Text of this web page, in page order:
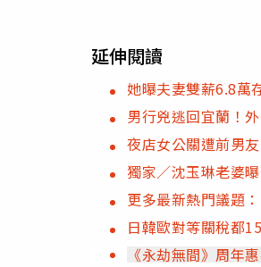
延伸閱讀
她曝夫妻雙薪6.8
男行兇逃回宜蘭！
夜店女公關遭前男
獨家／沈玉琳老婆
更多最新熱門議題
日韓歐對等關稅都
《永劫無間》周年